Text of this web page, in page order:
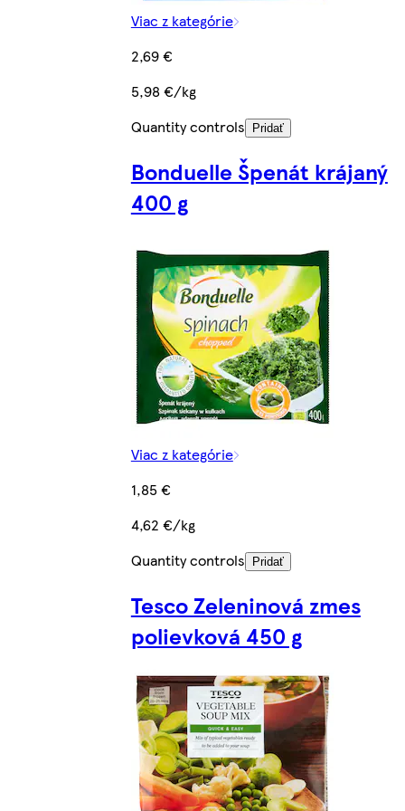
Viac z kategórie
2,69 €
5,98 €/kg
Quantity controls
Pridať
Bonduelle Špenát krájaný
400 g
Viac z kategórie
1,85 €
4,62 €/kg
Quantity controls
Pridať
Tesco Zeleninová zmes
polievková 450 g